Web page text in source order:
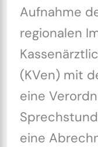
Aufnahme
regionalen
(KVen) mit
eine
eine